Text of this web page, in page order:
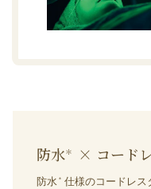
防水＊ × コード
防水 ＊ 仕様のコードレス